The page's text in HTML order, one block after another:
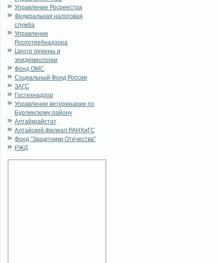
Управление Росреестра
Федеральная налоговая
служба
Управление
Роспотребнадзора
Центр гигиены и
эпидемиологии
Фонд ОМС
Социальный Фонд России
ЗАГС
Гостехнадзор
Управление ветеринарии по
Бурлинскому району
Алтайкрайстат
Алтайский филиал РАНХиГС
Фонд "Защитники Отечества"
РЖД